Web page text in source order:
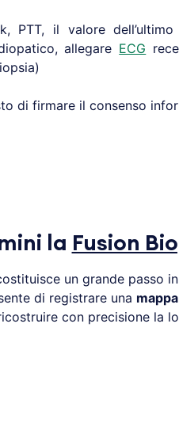
PTT, il valore dell’ultimo
allegare ECG
di firmare il consenso
la Fusion
un grande passo
di registrare una
con precisione la